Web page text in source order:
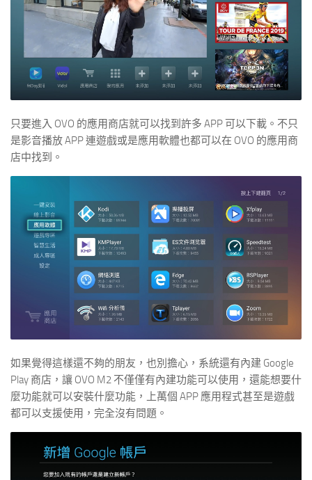
只要進入 OVO 的應用商店就可以找到許多 APP 可以下載。不只
是影音播放 APP 連遊戲或是應用軟體也都可以在 OVO 的應用商
店中找到。
如果覺得這樣還不夠的朋友，也別擔心，系統還有內建 Google
Play 商店，讓 OVO M2 不僅僅有內建功能可以使用，還能想要什
麼功能就可以安裝什麼功能，上萬個 APP 應用程式甚至是遊戲
都可以支援使用，完全沒有問題。